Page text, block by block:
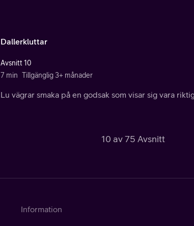
Dallerkluttar
Avsnitt 10
7 min Tillgänglig 3+ månader
Lu vägrar smaka på en godsak som visar sig vara
10 av 75 Avsnitt
Information